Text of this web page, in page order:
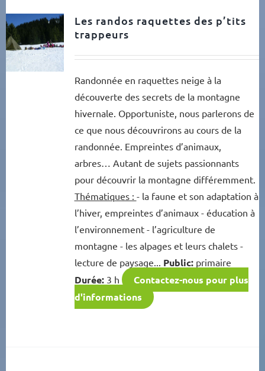
Les randos raquettes des p’tits
trappeurs
Randonnée en raquettes neige à la
découverte des secrets de la montagne
hivernale. Opportuniste, nous parlerons de
ce que nous découvrirons au cours de la
randonnée. Empreintes d’animaux,
arbres… Autant de sujets passionnants
pour découvrir la montagne différemment.
Thématiques : - la faune et son adaptation à
l’hiver, empreintes d’animaux - éducation à
l’environnement - l’agriculture de
montagne - les alpages et leurs chalets -
lecture de paysage... Public:primaire
Durée:3 h
Contactez-nous pour plus
d'informations